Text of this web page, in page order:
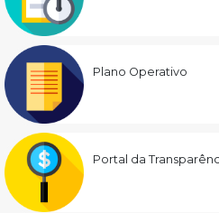
Plano Operativo
Portal da